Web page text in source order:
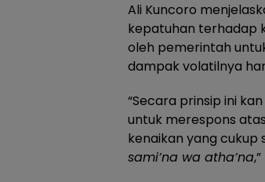
Ali Kuncoro
kepatuhan terhadap
oleh pemerintah
dampak volatilnya
“Secara prinsip ini
untuk merespons
kenaikan yang cukup
sami’na wa atha’na